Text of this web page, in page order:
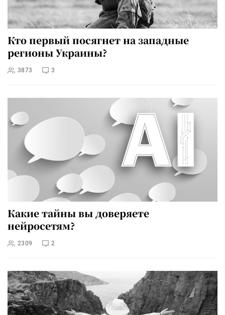
Кто первый посягнет на западные
регионы Украины?
3873 3
Какие тайны вы доверяете
нейросетям?
2309 2